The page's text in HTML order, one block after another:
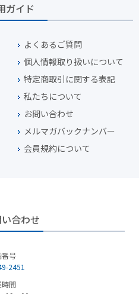
ガイド
よくあるご質問
個人情報取り扱いについて
特定商取引に関する表記
私たちについて
お問い合わせ
メルマガバックナンバー
会員規約について
合わせ
番号
2451
時間